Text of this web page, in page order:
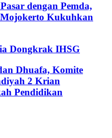
dengan Pemda,
Kukuhkan
Dongkrak IHSG
Dhuafa, Komite
2 Krian
Pendidikan